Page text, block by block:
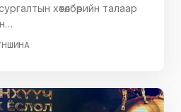
хөтөлбөрийн талаар